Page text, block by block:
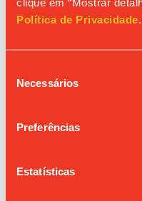
Política de Privacidade.
Necessários
Preferências
Estatísticas
Agenda
03/09/2026
REUNIÃO DE